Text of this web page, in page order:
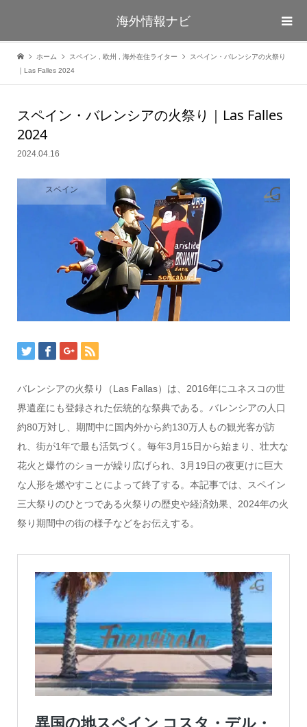
海外情報ナビ
ホーム スペイン 欧州 海外在住ライター
スペイン・バレンシアの火祭り
｜Las Falles 2024
スペイン・バレンシアの火祭り｜Las Falles
2024
2024.04.16
スペイン
バレンシアの火祭り（Las Fallas）は、2016年にユネスコの世
界遺産にも登録された伝統的な祭典である。バレンシアの人口
約80万対し、期間中に国内外から約130万人もの観光客が訪
れ、街が1年で最も活気づく。毎年3月15日から始まり、壮大な
花火と爆竹のショーが繰り広げられ、3月19日の夜更けに巨大
な人形を燃やすことによって終了する。本記事では、スペイン
三大祭りのひとつである火祭りの歴史や経済効果、2024年の火
祭り期間中の街の様子などをお伝えする。